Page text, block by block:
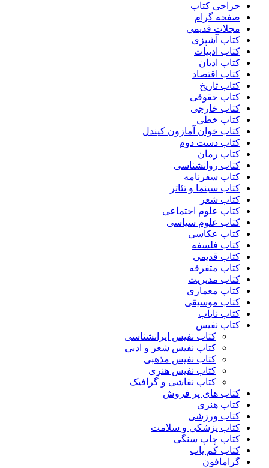
حراجی کتاب
صفحه گرام
مجلات قدیمی
کتاب آشپزی
کتاب ادبیات
کتاب ادیان
کتاب اقتصاد
کتاب تاریخ
کتاب حقوقی
کتاب خارجی
کتاب خطی
کتاب خوان آمازون کیندل
کتاب دست دوم
کتاب رمان
کتاب روانشناسی
کتاب سفرنامه
کتاب سینما و تئاتر
کتاب شعر
کتاب علوم اجتماعی
کتاب علوم سیاسی
کتاب عکاسی
کتاب فلسفه
کتاب قدیمی
کتاب متفرقه
کتاب مدیریت
کتاب معماری
کتاب موسیقی
کتاب نایاب
کتاب نفیس
کتاب نفیس ایرانشناسی
کتاب نفیس شعر و ادبی
کتاب نفیس مذهبی
کتاب نفیس هنری
کتاب نقاشی و گرافیک
کتاب های پر فروش
کتاب هنری
کتاب ورزشی
کتاب پزشکی و سلامت
کتاب چاپ سنگی
کتاب کم یاب
گرامافون